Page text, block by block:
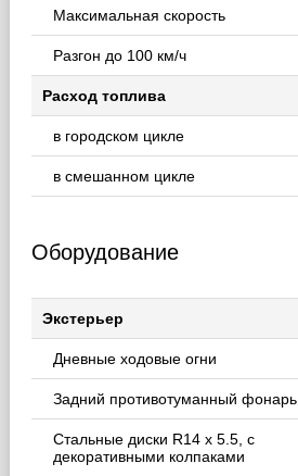
Максимальная скорость
Разгон до 100 км/ч
Расход топлива
в городском цикле
в смешанном цикле
Оборудование
Экстерьер
Дневные ходовые огни
Задний противотуманный фонарь
Стальные диски R14 х 5.5, с
декоративными колпаками